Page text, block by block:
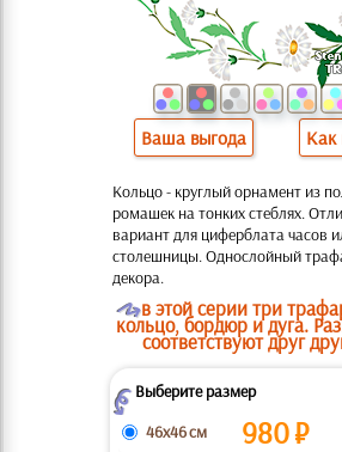
Ваша выгода Как
Кольцо - круглый орнамент из
ромашек на тонких стеблях.
вариант для циферблата часов
столешницы. Однослойный
декора.
Oв этой серии три
кольцо, бордюр и дуга.
соответствуют друг
ZВыберите размер
46x46 см
980₽